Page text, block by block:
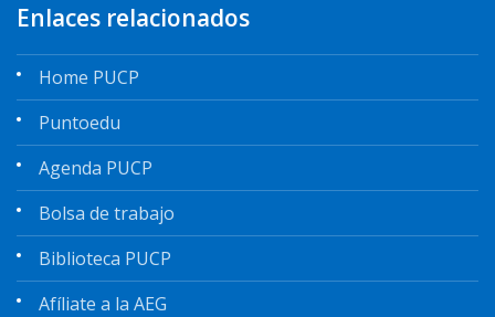
Enlaces relacionados
Home PUCP
Puntoedu
Agenda PUCP
Bolsa de trabajo
Biblioteca PUCP
Afíliate a la AEG